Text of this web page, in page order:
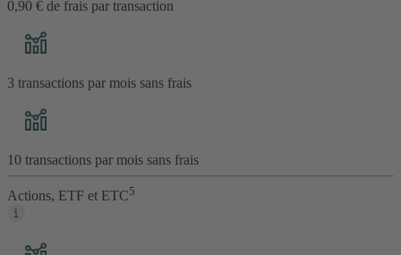
0,90 € de frais par transaction
3 transactions par mois sans frais
10 transactions par mois sans frais
Actions, ETF et ETC5